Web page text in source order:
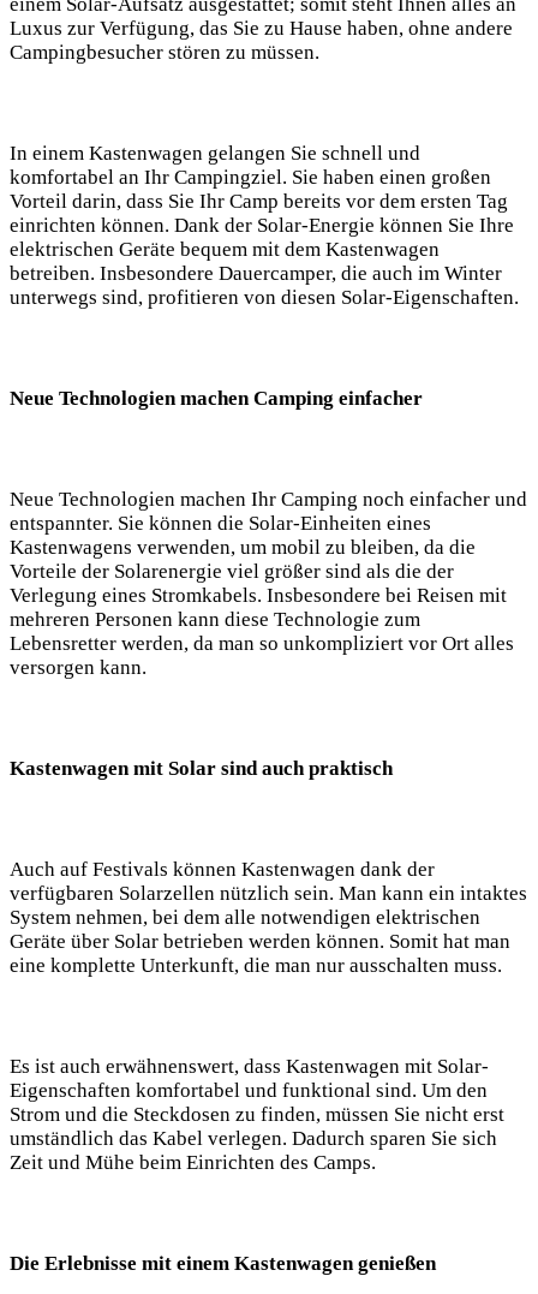
einem Solar-Aufsatz‌ ausgestattet; somit steht Ihnen alles an⁤
Luxus zur Verfügung, das Sie ​zu⁢ Hause haben, ohne andere
Campingbesucher stören zu‌ müssen.
In einem Kastenwagen gelangen Sie‌ schnell und
komfortabel‌ an Ihr Campingziel. Sie haben einen großen
Vorteil darin, dass Sie Ihr⁢ Camp bereits⁣ vor dem ersten Tag
einrichten können. Dank der⁢ Solar-Energie können Sie Ihre
elektrischen Geräte bequem mit dem Kastenwagen
betreiben.⁤ Insbesondere Dauercamper, die auch im Winter
unterwegs sind, profitieren von ⁣diesen Solar-Eigenschaften.
Neue Technologien machen ⁣Camping einfacher
Neue Technologien ⁤machen Ihr Camping noch einfacher und
entspannter. Sie können die Solar-Einheiten eines
Kastenwagens verwenden, um⁤ mobil ​zu bleiben, da die
Vorteile der Solarenergie viel​ größer ⁤sind⁢ als die der
Verlegung eines Stromkabels. Insbesondere ‍bei Reisen mit
mehreren Personen kann diese Technologie ‍zum
Lebensretter werden, ​da man so​ unkompliziert vor Ort alles
versorgen kann.
Kastenwagen ⁤mit Solar sind auch praktisch
Auch auf ⁤Festivals können Kastenwagen dank der
⁣verfügbaren Solarzellen nützlich sein. Man kann ein‍ intaktes
System nehmen, bei dem alle ​notwendigen elektrischen⁣
Geräte über Solar betrieben werden können. Somit ⁢hat man
eine komplette Unterkunft, die ⁣man nur ⁣ausschalten muss.
Es‍ ist auch erwähnenswert, dass ⁢Kastenwagen mit‍ Solar-
Eigenschaften ​komfortabel und‌ funktional sind. Um​ den
⁣Strom und die Steckdosen‍ zu finden, müssen Sie ‌nicht erst​
umständlich das Kabel verlegen. Dadurch​ sparen ‍Sie sich
Zeit und Mühe beim Einrichten des Camps.​
Die Erlebnisse ‍mit einem Kastenwagen⁣ genießen